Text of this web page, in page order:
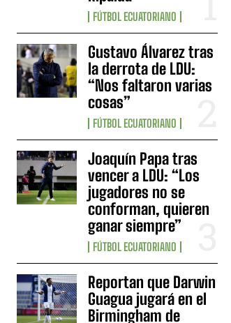
FÚTBOL ECUATORIANO
Gustavo Álvarez tras
la derrota de LDU:
“Nos faltaron varias
cosas”
FÚTBOL ECUATORIANO
Joaquín Papa tras
vencer a LDU: “Los
jugadores no se
conforman, quieren
ganar siempre”
FÚTBOL ECUATORIANO
Reportan que Darwin
Guagua jugará en el
Birmingham de